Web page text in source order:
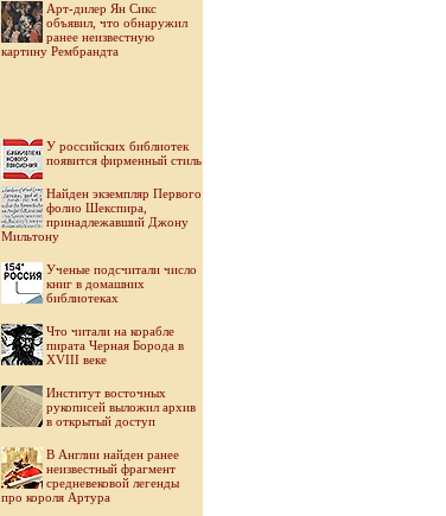
Арт-дилер Ян Сикс
объявил, что обнаружил
ранее неизвестную
картину Рембрандта
У российских библиотек
появится фирменный стиль
Найден экземпляр Первого
фолио Шекспира,
принадлежавший Джону
Мильтону
Ученые подсчитали число
книг в домашних
библиотеках
Что читали на корабле
пирата Черная Борода в
XVIII веке
Институт восточных
рукописей выложил архив
в открытый доступ
В Англии найден ранее
неизвестный фрагмент
средневековой легенды
про короля Артура